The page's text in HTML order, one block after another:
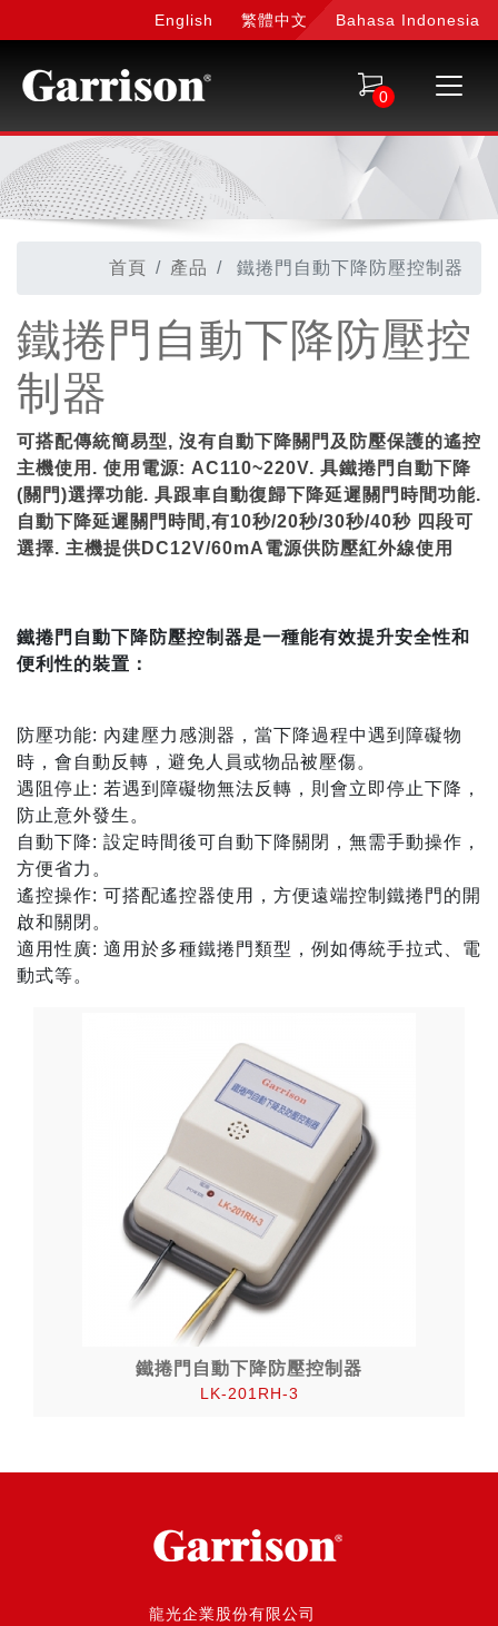
English 繁體中文 Bahasa Indonesia
0
首頁 產品 鐵捲門自動下降防壓控制器
鐵捲門自動下降防壓控
制器
可搭配傳統簡易型, 沒有自動下降關門及防壓保護的遙控
主機使用. 使用電源: AC110~220V. 具鐵捲門自動下降
(關門)選擇功能. 具跟車自動復歸下降延遲關門時間功能.
自動下降延遲關門時間,有10秒/20秒/30秒/40秒 四段可
選擇. 主機提供DC12V/60mA電源供防壓紅外線使用
鐵捲門自動下降防壓控制器是一種能有效提升安全性和
便利性的裝置：
防壓功能: 內建壓力感測器，當下降過程中遇到障礙物
時，會自動反轉，避免人員或物品被壓傷。
遇阻停止: 若遇到障礙物無法反轉，則會立即停止下降，
防止意外發生。
自動下降: 設定時間後可自動下降關閉，無需手動操作，
方便省力。
遙控操作: 可搭配遙控器使用，方便遠端控制鐵捲門的開
啟和關閉。
適用性廣: 適用於多種鐵捲門類型，例如傳統手拉式、電
動式等。
鐵捲門自動下降防壓控制器
LK-201RH-3
龍光企業股份有限公司